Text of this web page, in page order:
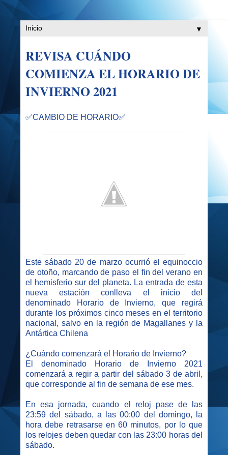
▼
REVISA CUÁNDO
COMIENZA EL HORARIO DE
INVIERNO 2021
✅CAMBIO DE HORARIO✅
Este sábado 20 de marzo ocurrió el equinoccio
de otoño, marcando de paso el fin del verano en
el hemisferio sur del planeta. La entrada de esta
nueva estación conlleva el inicio del
denominado Horario de Invierno, que regirá
durante los próximos cinco meses en el territorio
nacional, salvo en la región de Magallanes y la
Antártica Chilena
¿Cuándo comenzará el Horario de Invierno?
El denominado Horario de Invierno 2021
comenzará a regir a partir del sábado 3 de abril,
que corresponde al fin de semana de ese mes.
En esa jornada, cuando el reloj pase de las
23:59 del sábado, a las 00:00 del domingo, la
hora debe retrasarse en 60 minutos, por lo que
los relojes deben quedar con las 23:00 horas del
sábado.